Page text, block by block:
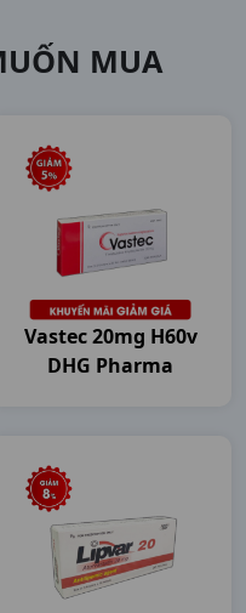
MUA
Vastec 20mg H60v
DHG Pharma